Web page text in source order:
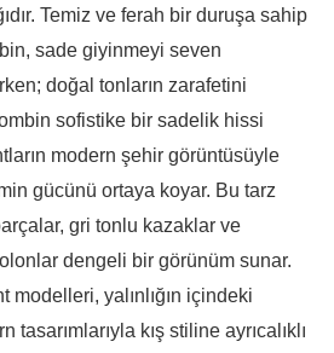
Temiz ve ferah bir duruşa sahip
sade giyinmeyi seven
doğal tonların zarafetini
sofistike bir sadelik hissi
modern şehir görüntüsüyle
gücünü ortaya koyar. Bu tarz
gri tonlu kazaklar ve
dengeli bir görünüm sunar.
modelleri, yalınlığın içindeki
tasarımlarıyla kış stiline ayrıcalıklı